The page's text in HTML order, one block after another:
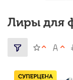
Лиры для